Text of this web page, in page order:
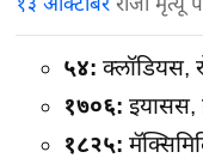
५४: क्लॉडियस,
१७०६: इयासस,
१८२५: